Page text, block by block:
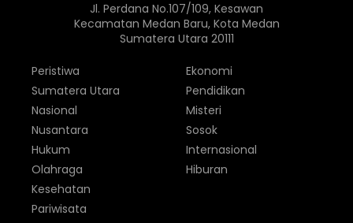
Jl. Perdana No.107/109, Kesawan
Kecamatan Medan Baru, Kota Medan
Sumatera Utara 20111
Peristiwa
Sumatera Utara
Nasional
Nusantara
Hukum
Olahraga
Ekonomi
Pendidikan
Misteri
Sosok
Internasional
Hiburan
Kesehatan
Pariwisata